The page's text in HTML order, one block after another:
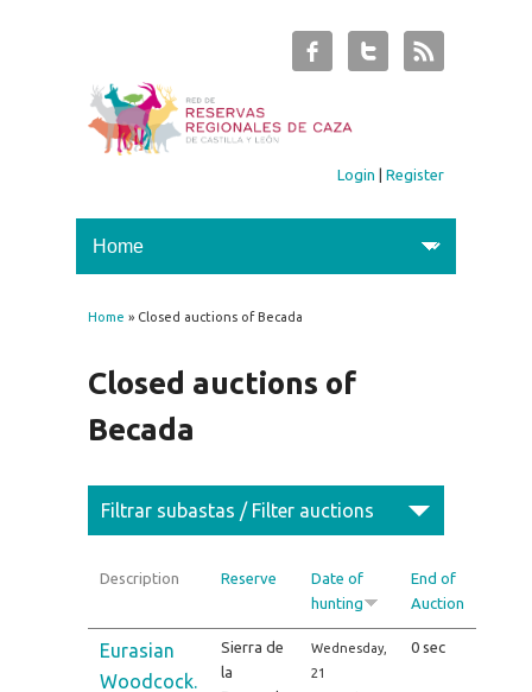
Login |Register
You are here
Home » Closed auctions of Becada
Closed auctions of
Becada
Filtrar subastas / Filter auctions
Description Reserve
Date of
hunting
End of
Auction
Eurasian
Woodcock.
Sierra de
la
Wednesday,
21
0 sec